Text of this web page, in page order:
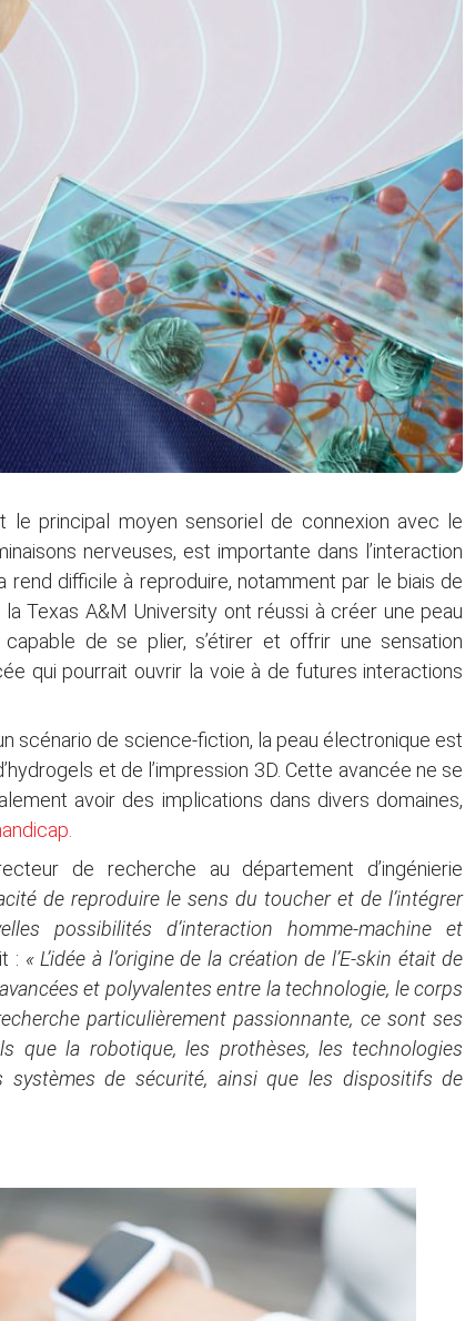
Logiciels 3D
le principal moyen sensoriel de connexion avec le
nerveuses, est importante dans l’interaction
rend difficile à reproduire, notamment par le biais de
Texas A&M University ont réussi à créer une peau
de se plier, s’étirer et offrir une sensation
qui pourrait ouvrir la voie à de futures interactions
scénario de science-fiction, la peau électronique est
et de l’impression 3D. Cette avancée ne se
avoir des implications dans divers domaines,
de recherche au département d’ingénierie
de reproduire le sens du toucher et de l’intégrer
possibilités d’interaction homme-machine et
: « L’idée à l’origine de la création de l’E-skin était de
et polyvalentes entre la technologie, le corps
particulièrement passionnante, ce sont ses
que la robotique, les prothèses, les technologies
de sécurité, ainsi que les dispositifs de